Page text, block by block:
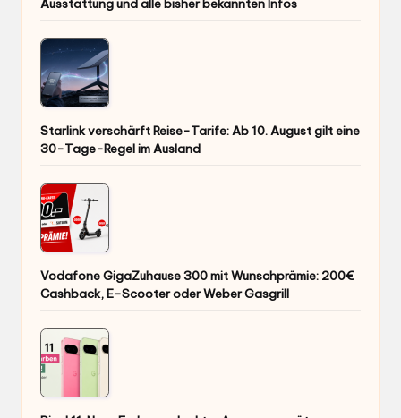
Ausstattung und alle bisher bekannten Infos
Starlink verschärft Reise-Tarife: Ab 10. August gilt eine
30-Tage-Regel im Ausland
Vodafone GigaZuhause 300 mit Wunschprämie: 200€
Cashback, E-Scooter oder Weber Gasgrill